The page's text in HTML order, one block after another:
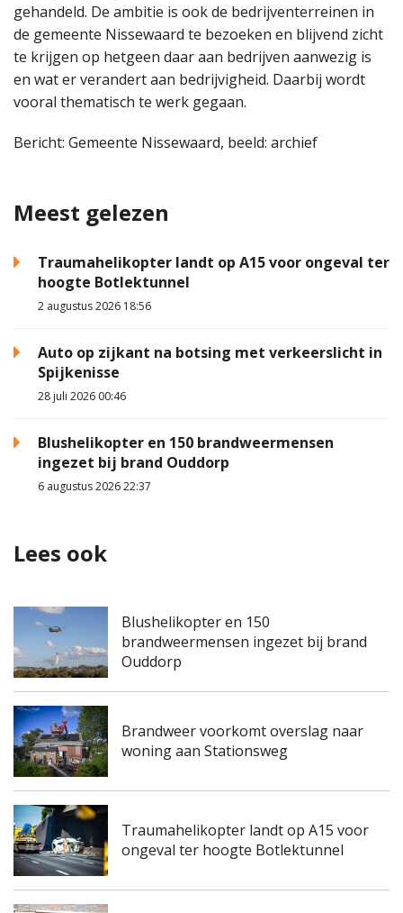
gehandeld. De ambitie is ook de bedrijventerreinen in
de gemeente Nissewaard te bezoeken en blijvend zicht
te krijgen op hetgeen daar aan bedrijven aanwezig is
en wat er verandert aan bedrijvigheid. Daarbij wordt
vooral thematisch te werk gegaan.
Bericht: Gemeente Nissewaard, beeld: archief
Meest gelezen
Traumahelikopter landt op A15 voor ongeval ter
hoogte Botlektunnel
2 augustus 2026 18:56
Auto op zijkant na botsing met verkeerslicht in
Spijkenisse
28 juli 2026 00:46
Blushelikopter en 150 brandweermensen
ingezet bij brand Ouddorp
6 augustus 2026 22:37
Lees ook
Blushelikopter en 150
brandweermensen ingezet bij brand
Ouddorp
Brandweer voorkomt overslag naar
woning aan Stationsweg
Traumahelikopter landt op A15 voor
ongeval ter hoogte Botlektunnel